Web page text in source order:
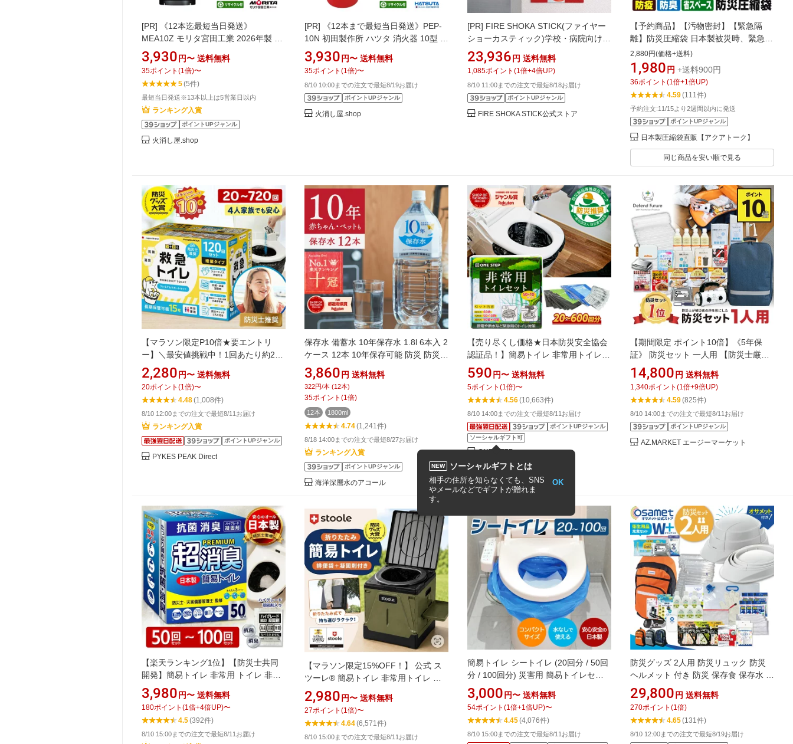
[PR]
《12本迄最短当日発送》
MEA10Z モリタ宮田工業 2026年製 消
火器 10型 業務用 蓄圧式 アルテシモ
ABC火災 消化器 新品用リサイクルシ
ール付 13本以上メーカー直送
3,930 円〜 送料無料
35ポイント (1倍)〜
5(5件)
最短当日発送※13本以上は5営業日以内
ランキング入賞
ポイントUPジャンル
火消し屋.shop
[PR]
《12本まで最短当日発送》PEP-
10N 初田製作所 ハツタ 消火器 10型 消
火器 業務用 蓄圧式 ABC火災 新品用リ
サイクルシール付 2026年製 13本以上
メーカー直送
3,930 円〜 送料無料
35ポイント (1倍)〜
8/10 10:00までの注文で最短8/19お届け
ポイントUPジャンル
火消し屋.shop
[PR] FIRE SHOKA STICK(ファイヤー
ショーカスティック)学校・病院向けパ
ッケージ【FSS100 1本+表示プレート
〈S2M〉+粘着ホルダーセット】 次世
代の消火器 具 長さ330ミリ×直径40ミ
リ 365g 家庭用 小型 軽量 コンパクト
簡易消火器具 防災 火災 消火 防災グッ
ズ 防災用品 車載
23,936 円 送料無料
1,085ポイント (1倍+4倍UP)
8/10 11:00までの注文で最短8/18お届け
ポイントUPジャンル
FIRE SHOKA STICK公式ストア
【予約商品】【汚物密封】【緊急隔
離】防災圧縮袋 日本製被災時、緊急時
の汚物・廃棄物・生ゴミを圧縮！廃棄
までの10日間に耐える！防災圧縮袋 5
枚入【安心の日本製】
2,880円(価格+送料)
1,980 円 +送料900円
36ポイント (1倍+1倍UP)
4.59(111件)
予約注文:11/15より2週間以内に発送
ポイントUPジャンル
日本製圧縮袋直販【アクアトーク】
同じ商品を安い順で見る
【マラソン限定P10倍★要エントリ
ー】＼最安値挑戦中！1回あたり約22
円／ 簡易トイレ 非常用トイレ 災害用
携帯トイレ 防災 防災グッズ 非常用簡
易トイレ 災害 災害用品 トイレ ポータ
ブルトイレ 凝固剤付 排便袋付 防災ト
イレ 備蓄 車用 台風 避難グッズ 地震対
策グッズ
2,280 円〜 送料無料
20ポイント (1倍)〜
4.48(1,008件)
8/10 12:00までの注文で最短8/11お届け
ランキング入賞
ポイントUPジャンル
PYKES PEAK Direct
保存水 備蓄水 10年保存水 1.8l 6本入 2
ケース 12本 10年保存可能 防災 防災グ
ッズ 非常時 災害 ミネラルウォーター
軟水 国産 海洋深層水 飲料水 非常食 地
震 自然災害 法人 オフィス 学校 病院
自治体 災害備蓄
3,860 円 送料無料
322円/本 (12本)
35ポイント (1倍)
12本 1800ml
4.74(1,241件)
8/18 14:00までの注文で最短8/27お届け
ランキング入賞
ポイントUPジャンル
海洋深層水のアコール
【売り尽くし価格★日本防災安全協会
認証品！】簡易トイレ 非常用トイレ
防災グッズ 防災 非常用簡易トイレ 携
帯トイレ 災害用トイレ 60〜600回 15
年保存 凝固剤 ONESTEP
590 円〜 送料無料
5ポイント (1倍)〜
4.56(10,663件)
8/10 14:00までの注文で最短8/11お届け
ポイントUPジャンル
ソーシャルギフト可
ONE STEP
【期間限定 ポイント10倍】《5年保
証》 防災セット 一人用 【防災士厳選
37種40点】 防災士が被災者の声から
作った 防災グッズ 1人用 おすすめ ス
マホ充電 災害直後3日間を生き抜くセ
ット 防災用品 災害 地震 震災 防災リュ
ック 災害対策 送料無料 防災の日
Defend Future
14,800 円 送料無料
1,340ポイント (1倍+9倍UP)
4.59(825件)
8/10 14:00までの注文で最短8/11お届け
ポイントUPジャンル
AZ.MARKET エージーマーケット
【楽天ランキング1位】【防災士共同
開発】簡易トイレ 非常用 トイレ 非常
用トイレ 凝固剤 持ち出し袋 50回 100
回 緊急簡易トイレ消臭 非常用簡易ト
イレ 抗菌 滅菌 清潔 臭わない 抗菌消臭
簡易トイレ 災害用トイレ 日本製 防災
防災グッズ 防災用品 地震 地震対策 災
3,980 円〜 送料無料
180ポイント (1倍+4倍UP)〜
4.5(392件)
8/10 15:00までの注文で最短8/11お届け
【マラソン限定15%OFF！】 公式 ス
ツーレ® 簡易トイレ 非常用トイレ 携
帯トイレ 防災トイレ 折りたたみ 耐荷
重100kg 排便袋＆凝固剤付き 軽量 2サ
イズ ポータブルトイレ 災害 防災 非常
用 防災グッズ
2,980 円〜 送料無料
27ポイント (1倍)〜
4.64(6,571件)
8/10 15:00までの注文で最短8/11お届け
簡易トイレ シートイレ (20回分 / 50回
分 / 100回分) 災害用 簡易トイレセッ
ト 凝固剤 防災トイレ 非常用 緊急用 吸
水ポリマー シートタイプ 防災グッズ
3,000 円〜 送料無料
54ポイント (1倍+1倍UP)〜
4.45(4,076件)
8/10 15:00までの注文で最短8/11お届け
防災グッズ 2人用 防災リュック 防災
ヘルメット 付き 防災 保存食 保存水 折
り畳みヘルメット W+ オサメット 防災
セット 防災用品 ラジオ ライト 簡易ト
イレ 防災バッグ 災害時 避難セット 持
ち出し袋 防災リュックサック 非常用
持出袋 ATR
29,800 円 送料無料
270ポイント (1倍)
4.65(131件)
8/10 12:00までの注文で最短8/19お届け
NEW ソーシャルギフトとは
相手の住所を知らなくても、SNS
やメールなどでギフトが贈れま
す。
OK